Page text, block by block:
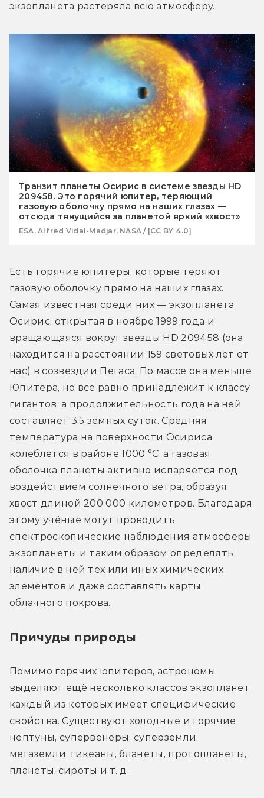
экзопланета растеряла всю атмосферу.
Транзит планеты Осирис в системе звезды HD
209458. Это горячий юпитер, теряющий
газовую оболочку прямо на наших глазах —
отсюда тянущийся за планетой яркий «хвост»
ESA, Alfred Vidal-Madjar, NASA / [CC BY 4.0]
Есть горячие юпитеры, которые теряют
газовую оболочку прямо на наших глазах.
Самая известная среди них — экзопланета
Осирис, открытая в ноябре 1999 года и
вращающаяся вокруг звезды HD 209458 (она
находится на расстоянии 159 световых лет от
нас) в созвездии Пегаса. По массе она меньше
Юпитера, но всё равно принадлежит к классу
гигантов, а продолжительность года на ней
составляет 3,5 земных суток. Средняя
температура на поверхности Осириса
колеблется в районе 1000 °С, а газовая
оболочка планеты активно испаряется под
воздействием солнечного ветра, образуя
хвост длиной 200 000 километров. Благодаря
этому учёные могут проводить
спектроскопические наблюдения атмосферы
экзопланеты и таким образом определять
наличие в ней тех или иных химических
элементов и даже составлять карты
облачного покрова.
Причуды природы
Помимо горячих юпитеров, астрономы
выделяют ещё несколько классов экзопланет,
каждый из которых имеет специфические
свойства. Существуют холодные и горячие
нептуны, супервенеры, суперземли,
мегаземли, гикеаны, бланеты, протопланеты,
планеты-сироты и т. д.